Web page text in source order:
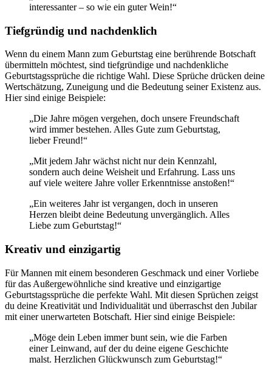
interessanter – so wie ein guter Wein!“
Tiefgründig und nachdenklich
Wenn du einem Mann zum Geburtstag eine berührende Botschaft
übermitteln möchtest, sind tiefgründige und nachdenkliche
Geburtstagssprüche die richtige Wahl. Diese Sprüche drücken deine
Wertschätzung, Zuneigung und die Bedeutung seiner Existenz aus.
Hier sind einige Beispiele:
„Die Jahre mögen vergehen, doch unsere Freundschaft
wird immer bestehen. Alles Gute zum Geburtstag,
lieber Freund!“
„Mit jedem Jahr wächst nicht nur dein Kennzahl,
sondern auch deine Weisheit und Erfahrung. Lass uns
auf viele weitere Jahre voller Erkenntnisse anstoßen!“
„Ein weiteres Jahr ist vergangen, doch in unseren
Herzen bleibt deine Bedeutung unvergänglich. Alles
Liebe zum Geburtstag!“
Kreativ und einzigartig
Für Mannen mit einem besonderen Geschmack und einer Vorliebe
für das Außergewöhnliche sind kreative und einzigartige
Geburtstagssprüche die perfekte Wahl. Mit diesen Sprüchen zeigst
du deine Kreativität und Individualität und überraschst den Jubilar
mit einer unerwarteten Botschaft. Hier sind einige Beispiele:
„Möge dein Leben immer bunt sein, wie die Farben
einer Leinwand, auf der du deine eigene Geschichte
malst. Herzlichen Glückwunsch zum Geburtstag!“